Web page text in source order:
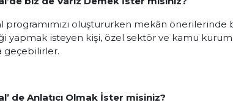
programımızı oluştururken mekân
yapmak isteyen kişi, özel sektör ve kamu
geçebilirler.
de Anlatıcı Olmak İster misiniz?